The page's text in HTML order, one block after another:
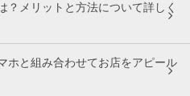
？メリットと方法について詳しく
ホと組み合わせてお店をアピール